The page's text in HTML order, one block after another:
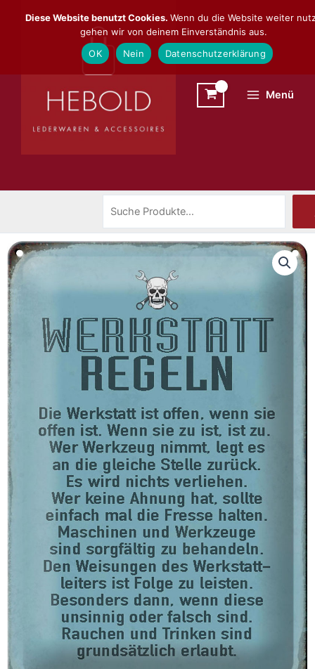
Inhalt
Menü
Diese Website benutzt Cookies. Wenn du die Website weiter
gehen wir von deinem Einverständnis aus.
OK
Nein Datenschutzerklärung